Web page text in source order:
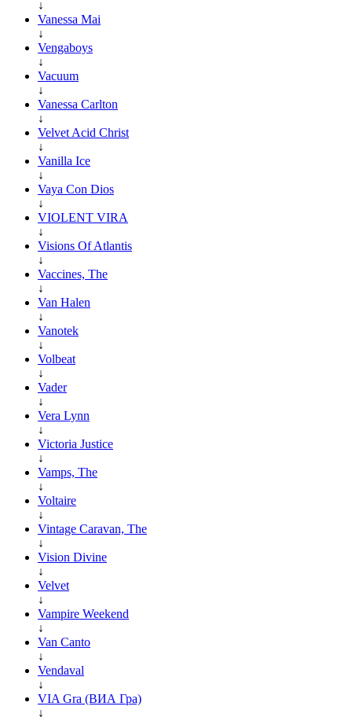
↓
Vanessa Mai
↓
Vengaboys
↓
Vacuum
↓
Vanessa Carlton
↓
Velvet Acid Christ
↓
Vanilla Ice
↓
Vaya Con Dios
↓
VIOLENT VIRA
↓
Visions Of Atlantis
↓
Vaccines, The
↓
Van Halen
↓
Vanotek
↓
Volbeat
↓
Vader
↓
Vera Lynn
↓
Victoria Justice
↓
Vamps, The
↓
Voltaire
↓
Vintage Caravan, The
↓
Vision Divine
↓
Velvet
↓
Vampire Weekend
↓
Van Canto
↓
Vendaval
↓
VIA Gra (ВИА Гра)
↓